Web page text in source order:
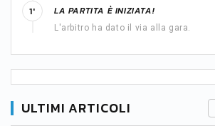
LA PARTITA È INIZIATA!
L'arbitro ha dato il via alla gara.
1'
ULTIMI ARTICOLI